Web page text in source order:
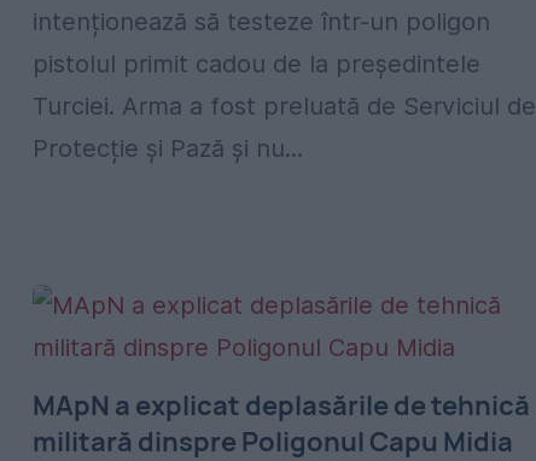
intenționează să testeze într-un poligon
pistolul primit cadou de la președintele
Turciei. Arma a fost preluată de Serviciul de
Protecție și Pază și nu...
MApN a explicat deplasările de tehnică
militară dinspre Poligonul Capu Midia